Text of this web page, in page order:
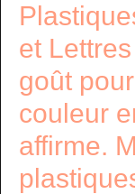
et
goût
couleur
affirme.